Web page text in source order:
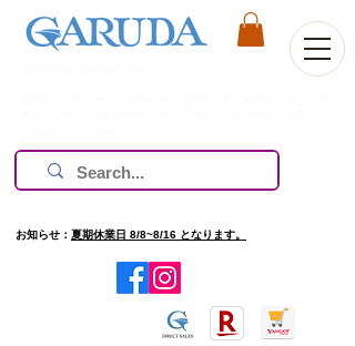
お知らせ： 夏期休業日 8/8~8/16 となります。